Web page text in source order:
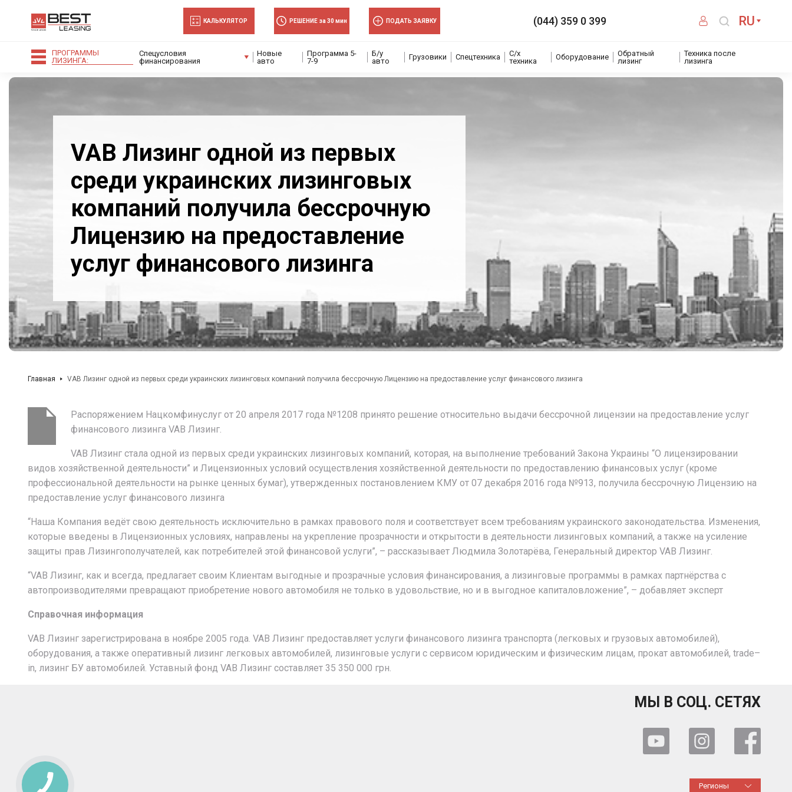
КАЛЬКУЛЯТОР РЕШЕНИЕ за 30 мин ПОДАТЬ ЗАЯВКУ (044) 359 0 399 RU
ПРОГРАММЫ
ЛИЗИНГА:
Спецусловия
финансирования
Новые
авто
Программа 5-
7-9
Б/у
авто
Грузовики Спецтехника
С/х
техника
Оборудование
Обратный
лизинг
Техника после
лизинга
VAB Лизинг одной из первых
среди украинских лизинговых
компаний получила бессрочную
Лицензию на предоставление
услуг финансового лизинга
Главная VAB Лизинг одной из первых среди украинских лизинговых компаний получила бессрочную Лицензию на предоставление услуг финансового лизинга
Распоряжением Нацкомфинуслуг от 20 апреля 2017 года №1208 принято решение относительно выдачи бессрочной лицензии на предоставление услуг
финансового лизинга VAB Лизинг.
VAB Лизинг стала одной из первых среди украинских лизинговых компаний, которая, на выполнение требований Закона Украины “О лицензировании
видов хозяйственной деятельности” и Лицензионных условий осуществления хозяйственной деятельности по предоставлению финансовых услуг (кроме
профессиональной деятельности на рынке ценных бумаг), утвержденных постановлением КМУ от 07 декабря 2016 года №913, получила бессрочную Лицензию на
предоставление услуг финансового лизинга
“Наша Компания ведёт свою деятельность исключительно в рамках правового поля и соответствует всем требованиям украинского законодательства. Изменения,
которые введены в Лицензионных условиях, направлены на укрепление прозрачности и открытости в деятельности лизинговых компаний, а также на усиление
защиты прав Лизингополучателей, как потребителей этой финансовой услуги”, – рассказывает Людмила Золотарёва, Генеральный директор VAB Лизинг.
“VAB Лизинг, как и всегда, предлагает своим Клиентам выгодные и прозрачные условия финансирования, а лизинговые программы в рамках партнёрства с
автопроизводителями превращают приобретение нового автомобиля не только в удовольствие, но и в выгодное капиталовложение”, – добавляет эксперт
Справочная информация
VAB Лизинг зарегистрирована в ноябре 2005 года. VAB Лизинг предоставляет услуги финансового лизинга транспорта (легковых и грузовых автомобилей),
оборудования, а также оперативный лизинг легковых автомобилей, лизинговые услуги с сервисом юридическим и физическим лицам, прокат автомобилей, trade–
in, лизинг БУ автомобилей. Уставный фонд VAB Лизинг составляет 35 350 000 грн.
МЫ В СОЦ. СЕТЯХ
Регионы